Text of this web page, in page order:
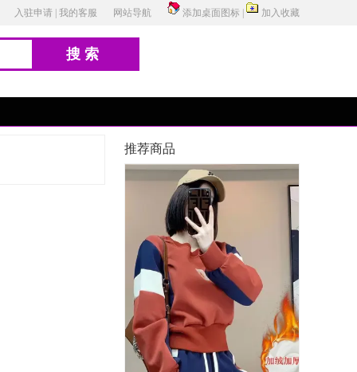
入驻申请 我的客服 网站导航 添加桌面图标 加入收藏
搜索
推荐商品